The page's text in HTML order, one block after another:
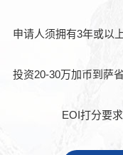
申请人须拥有3年或以
投资20-30万加币到萨
EOI打分要